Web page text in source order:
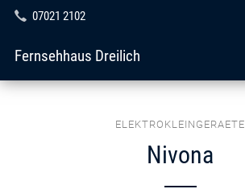
07021 2102
Fernsehhaus Dreilich
ELEKTROKLEINGERAETE
Nivona